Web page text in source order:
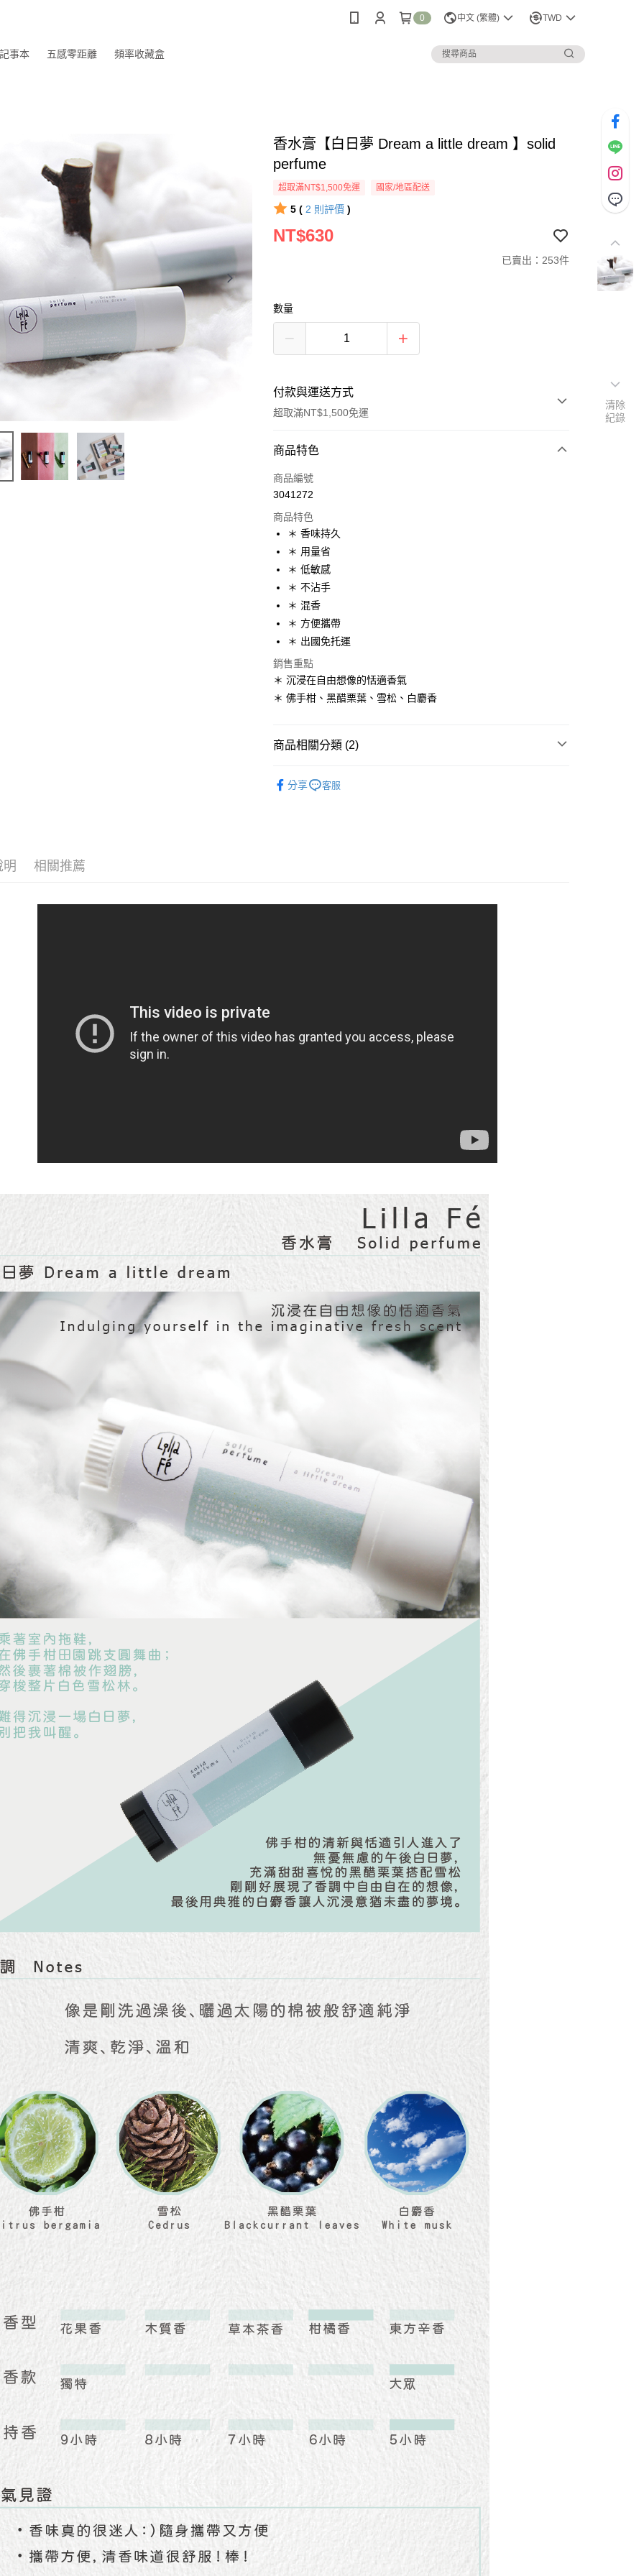
0 中文 (繁體) TWD
事本 五感零距離 頻率收藏盒
香水膏【白日夢 Dream a little dream 】solid
perfume
超取滿NT$1,500免運 國家/地區配送
5 ( 2 則評價 )
NT$630
已賣出：253件
數量
付款與運送方式
超取滿NT$1,500免運
付款方式
信用卡一次付款
LINE Pay
Apple Pay
街口支付
悠遊付
Google Pay
全盈+PAY
ATM付款
每筆NT$65，滿NT$1,500(含以上)免運費
商品特色
商品編號
3041272
商品特色
＊ 香味持久
＊ 用量省
＊ 低敏感
＊ 不沾手
＊ 混香
＊ 方便攜帶
＊ 出國免托運
銷售重點
＊ 沉浸在自由想像的恬適香氣
＊ 佛手柑、黑醋栗葉、雪松、白麝香
商品相關分類 (2)
分享 客服
明 相關推薦
清除
紀錄